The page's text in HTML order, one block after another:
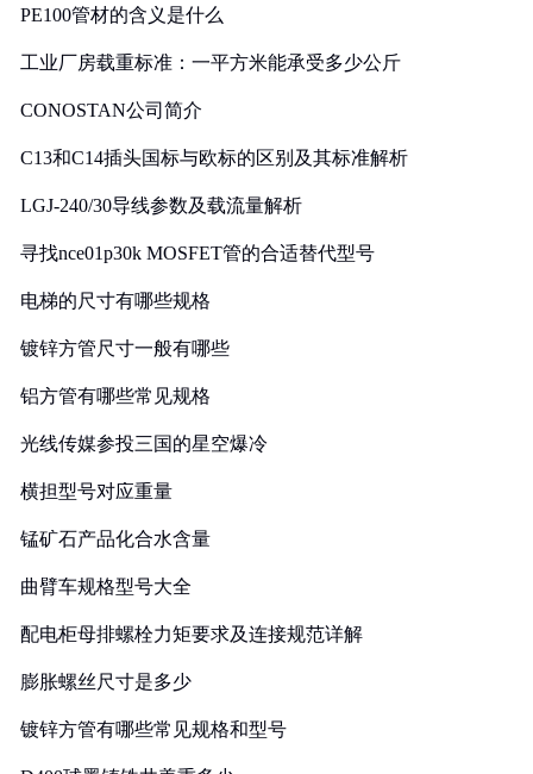
PE100管材的含义是什么
工业厂房载重标准：一平方米能承受多少公斤
CONOSTAN公司简介
C13和C14插头国标与欧标的区别及其标准解析
LGJ-240/30导线参数及载流量解析
寻找nce01p30k MOSFET管的合适替代型号
电梯的尺寸有哪些规格
镀锌方管尺寸一般有哪些
铝方管有哪些常见规格
光线传媒参投三国的星空爆冷
横担型号对应重量
锰矿石产品化合水含量
曲臂车规格型号大全
配电柜母排螺栓力矩要求及连接规范详解
膨胀螺丝尺寸是多少
镀锌方管有哪些常见规格和型号